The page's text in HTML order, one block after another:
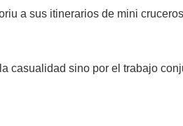
a sus itinerarios de mini cruceros
casualidad sino por el trabajo